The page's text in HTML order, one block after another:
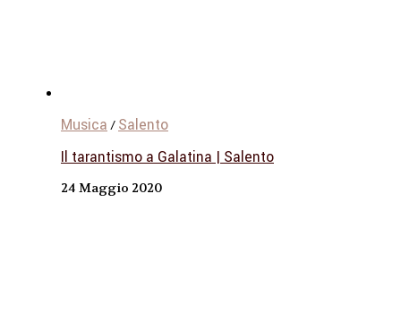
Musica / Salento
Il tarantismo a Galatina | Salento
24 Maggio 2020